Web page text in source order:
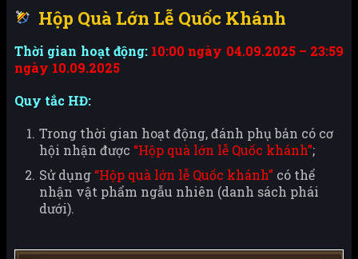
Hộp Quà Lớn Lễ Quốc Khánh
Thời gian hoạt động: 10:00 ngày 04.09.2025 – 23:59
ngày 10.09.2025
Quy tắc HĐ:
Trong thời gian hoạt động, đánh phụ bản có cơ
hội nhận được “Hộp quà lớn lễ Quốc khánh”;
Sử dụng “Hộp quà lớn lễ Quốc khánh” có thể
nhận vật phẩm ngẫu nhiên (danh sách phái
dưới).